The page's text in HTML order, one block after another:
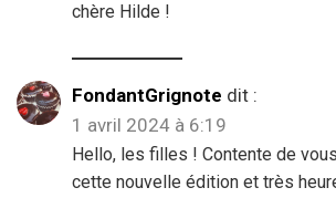
chère Hilde !
FondantGrignote dit :
1 avril 2024 à 6:19
Hello, les filles ! Contente de
cette nouvelle édition et très